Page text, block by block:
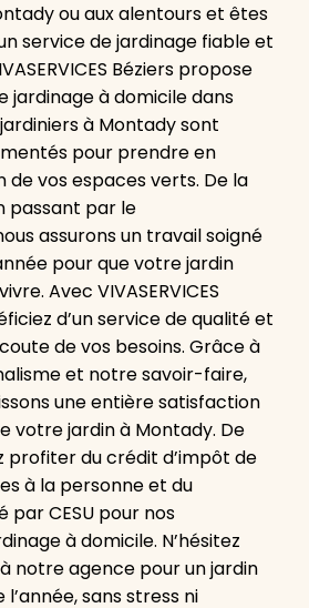
ou aux alentours et êtes
service de jardinage fiable et
Béziers propose
jardinage à domicile dans
à Montady sont
pour prendre en
de vos espaces verts. De la
passant par le
assurons un travail soigné
pour que votre jardin
Avec VIVASERVICES
d’un service de qualité et
de vos besoins. Grâce à
et notre savoir-faire,
une entière satisfaction
votre jardin à Montady. De
profiter du crédit d’impôt de
à la personne et du
par CESU pour nos
à domicile. N’hésitez
notre agence pour un jardin
sans stress ni